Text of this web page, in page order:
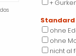
+
ohne
ohne
nicht al